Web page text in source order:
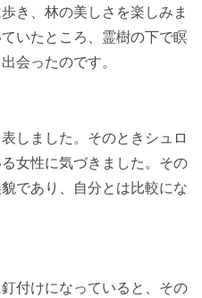
き、林の美しさを楽しみま
いたところ、霊樹の下で瞑
会ったのです。
しました。そのときシュロ
女性に気づきました。その
であり、自分とは比較にな
付けになっていると、その